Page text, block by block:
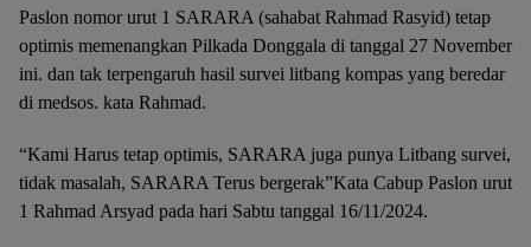
Paslon nomor urut 1 SARARA (sahabat Rahmad Rasyid) tetap
optimis memenangkan Pilkada Donggala di tanggal 27 November
ini. dan tak terpengaruh hasil survei litbang kompas yang beredar
di medsos. kata Rahmad.
“Kami Harus tetap optimis, SARARA juga punya Litbang survei,
tidak masalah, SARARA Terus bergerak”Kata Cabup Paslon urut
1 Rahmad Arsyad pada hari Sabtu tanggal 16/11/2024.